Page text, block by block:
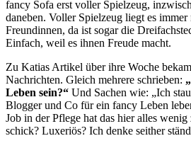
fancy Sofa erst voller Spielzeug,
daneben. Voller Spielzeug liegt es
Freundinnen, da ist sogar die
Einfach, weil es ihnen Freude macht.
Zu Katias Artikel über ihre Woche
Nachrichten. Gleich mehrere schrieben:
Leben sein?“ Und Sachen wie: „Ich
Blogger und Co für ein fancy Leben
Job in der Pflege hat das hier alles
schick? Luxeriös? Ich denke seither